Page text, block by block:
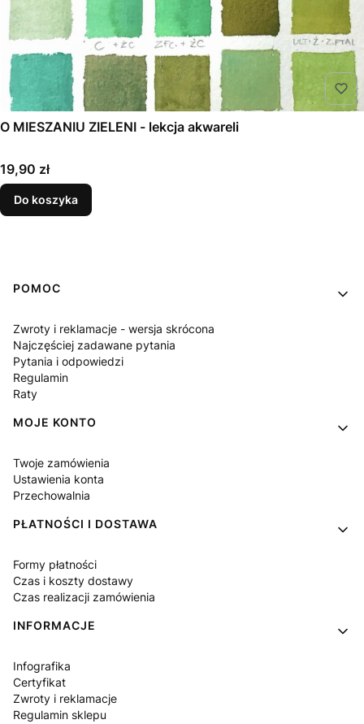
O MIESZANIU ZIELENI - lekcja akwareli
Cena
19,90 zł
Do koszyka
Linki w stopce
POMOC
Zwroty i reklamacje - wersja skrócona
Najczęściej zadawane pytania
Pytania i odpowiedzi
Regulamin
Raty
MOJE KONTO
Twoje zamówienia
Ustawienia konta
Przechowalnia
PŁATNOŚCI I DOSTAWA
Formy płatności
Czas i koszty dostawy
Czas realizacji zamówienia
INFORMACJE
Infografika
Certyfikat
Zwroty i reklamacje
Regulamin sklepu